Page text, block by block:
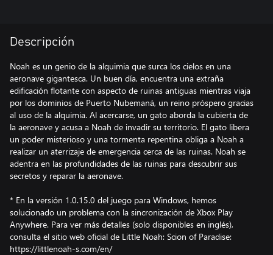
Descripción
Noah es un genio de la alquimia que surca los cielos en una
aeronave gigantesca. Un buen día, encuentra una extraña
edificación flotante con aspecto de ruinas antiguas mientras viaja
por los dominios de Puerto Nubemaná, un reino próspero gracias
al uso de la alquimia. Al acercarse, un gato aborda la cubierta de
la aeronave y acusa a Noah de invadir su territorio. El gato libera
un poder misterioso y una tormenta repentina obliga a Noah a
realizar un aterrizaje de emergencia cerca de las ruinas. Noah se
adentra en las profundidades de las ruinas para descubrir sus
secretos y reparar la aeronave.
* En la versión 1.0.15.0 del juego para Windows, hemos
solucionado un problema con la sincronización de Xbox Play
Anywhere. Para ver más detalles (solo disponibles en inglés),
consulta el sitio web oficial de Little Noah: Scion of Paradise:
https://littlenoah-s.com/en/